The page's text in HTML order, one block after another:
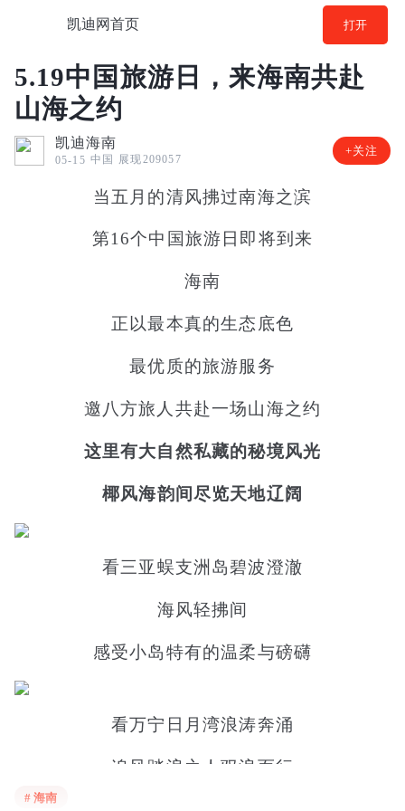
凯迪网首页 打开
5.19中国旅游日，来海南共赴
山海之约
凯迪海南
05-15 中国 展现209057
+关注
当五月的清风拂过南海之滨
第16个中国旅游日即将到来
海南
正以最本真的生态底色
最优质的旅游服务
邀八方旅人共赴一场山海之约
这里有大自然私藏的秘境风光
椰风海韵间尽览天地辽阔
看三亚蜈支洲岛碧波澄澈
海风轻拂间
感受小岛特有的温柔与磅礴
看万宁日月湾浪涛奔涌
追风踏浪之人驭浪而行
# 海南